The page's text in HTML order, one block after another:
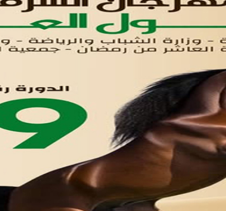
لوحه التحكم
اتصل بنا
تواصل معنا
مدينة العاشر من رمضان
01221020029
055-4494429
055-4494406
info.triaeg@yahoo.com